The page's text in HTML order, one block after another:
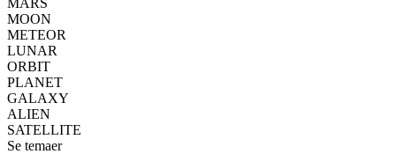
MOON
METEOR
LUNAR
ORBIT
PLANET
GALAXY
ALIEN
SATELLITE
Se temaer